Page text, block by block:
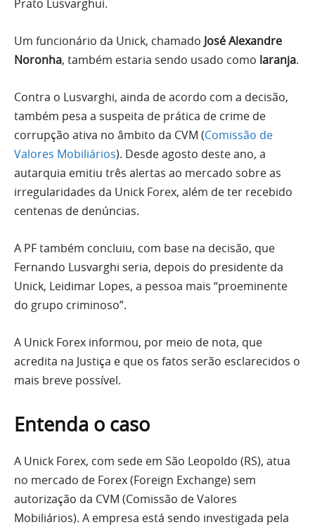
Prato Lusvarghui.
Um funcionário da Unick, chamado José Alexandre
Noronha, também estaria sendo usado como laranja.
Contra o Lusvarghi, ainda de acordo com a decisão,
também pesa a suspeita de prática de crime de
corrupção ativa no âmbito da CVM (Comissão de
Valores Mobiliários). Desde agosto deste ano, a
autarquia emitiu três alertas ao mercado sobre as
irregularidades da Unick Forex, além de ter recebido
centenas de denúncias.
A PF também concluiu, com base na decisão, que
Fernando Lusvarghi seria, depois do presidente da
Unick, Leidimar Lopes, a pessoa mais “proeminente
do grupo criminoso”.
A Unick Forex informou, por meio de nota, que
acredita na Justiça e que os fatos serão esclarecidos o
mais breve possível.
Entenda o caso
A Unick Forex, com sede em São Leopoldo (RS), atua
no mercado de Forex (Foreign Exchange) sem
autorização da CVM (Comissão de Valores
Mobiliários). A empresa está sendo investigada pela